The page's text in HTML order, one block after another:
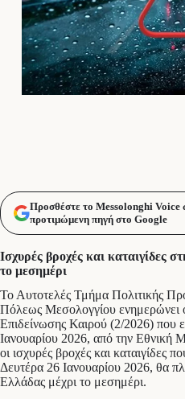
Προσθέστε το Messolonghi Voice
προτιμώμενη πηγή στο Google
Ισχυρές βροχές και καταιγίδες
το μεσημέρι
Το Αυτοτελές Τμήμα Πολιτικής
Πόλεως Μεσολογγίου ενημερώνει
Επιδείνωσης Καιρού (2/2026) που
Ιανουαρίου 2026, από την
οι ισχυρές βροχές και καταιγίδες
Δευτέρα 26 Ιανουαρίου 2026, θα
Ελλάδας μέχρι το μεσημέρι.